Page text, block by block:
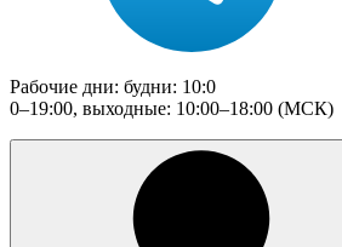
Рабочие дни: будни: 10:0
0–19:00, выходные: 10:00–18:00 (МСК)